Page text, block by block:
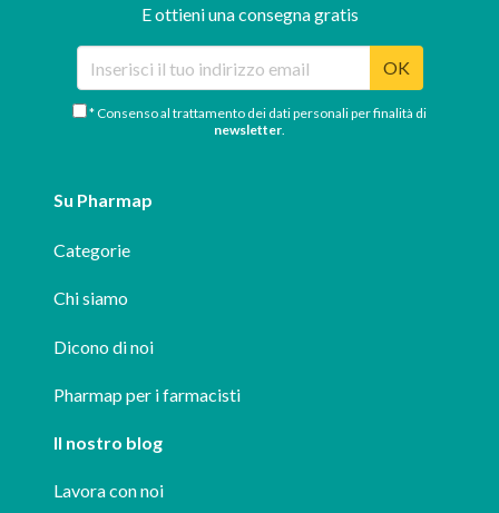
E ottieni una consegna gratis
OK
* Consenso al trattamento dei dati personali per finalità di
newsletter.
Su Pharmap
Categorie
Chi siamo
Dicono di noi
Pharmap per i farmacisti
Il nostro blog
Lavora con noi